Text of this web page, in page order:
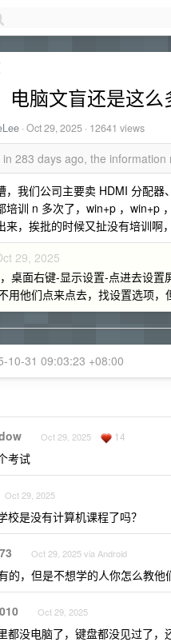
电脑文盲还是这么
·Oct 29, 2025 · 12641 views
283 days ago, the
，我们公司主要卖 HDMI 分配
培训 n 多次了，win+p ，win+p
来，挨批的时候又扯没有培训
29, 2025
桌面右键-显示设置-点进去设
用他们点来点去，找设置选项
10-31 09:03:23 +08:00
Oct 29, 2025 14
考试
Oct 29, 2025
校是没有计算机课程了吗？
Oct 29, 2025 via Android
的，但是不想学的人你怎么教他
Oct 29, 2025
都没电脑了，键盘都没见过了